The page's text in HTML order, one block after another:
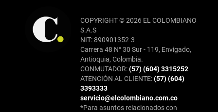
COPYRIGHT © 2026 EL COLOMBIANO
S.A.S
NIT: 890901352-3
Carrera 48 N° 30 Sur - 119, Envigado,
Antioquia, Colombia.
CONMUTADOR:(57) (604) 3315252
ATENCIÓN AL CLIENTE:(57) (604)
3393333
servicio@elcolombiano.com.co
*Para asuntos relacionados con